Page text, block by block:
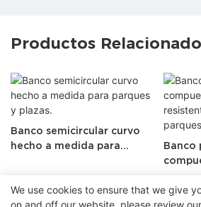
Productos
Banco semicircular curvo
hecho a medida para
Banco
para
We use cookies to ensure that we give
on and off our website. please review our